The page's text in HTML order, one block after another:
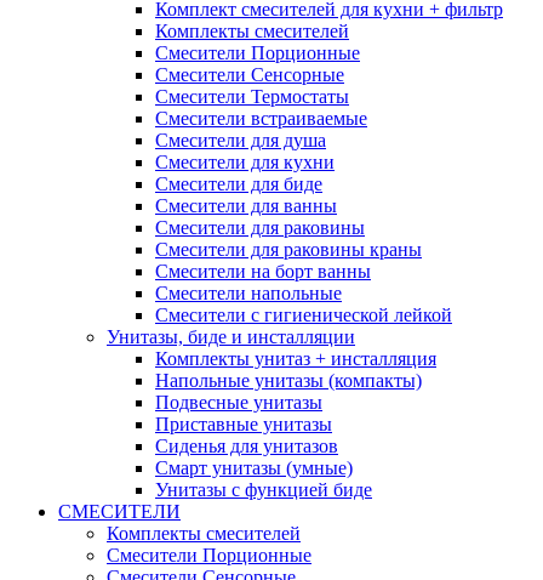
Комплект смесителей для кухни + фильтр
Комплекты смесителей
Смесители Порционные
Смесители Сенсорные
Смесители Термостаты
Смесители встраиваемые
Смесители для душа
Смесители для кухни
Смесители для биде
Смесители для ванны
Смесители для раковины
Смесители для раковины краны
Смесители на борт ванны
Смесители напольные
Смесители с гигиенической лейкой
Унитазы, биде и инсталляции
Комплекты унитаз + инсталляция
Напольные унитазы (компакты)
Подвесные унитазы
Приставные унитазы
Сиденья для унитазов
Смарт унитазы (умные)
Унитазы с функцией биде
СМЕСИТЕЛИ
Комплекты смесителей
Смесители Порционные